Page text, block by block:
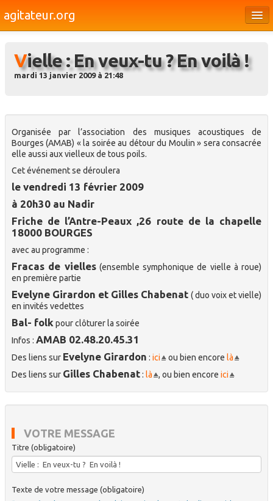
agitateur.org
Bourges & le Cher
Médias
Dossiers
Vielle : En veux-tu ? En voilà !
mardi 13 janvier 2009 à 21:48
Organisée par l’association des musiques acoustiques de
Bourges (AMAB) « la soirée au détour du Moulin » sera consacrée
elle aussi aux vielleux de tous poils.
Cet événement se déroulera
le vendredi 13 février 2009
à 20h30 au Nadir
Friche de l’Antre-Peaux ,26 route de la chapelle
18000 BOURGES
avec au programme :
Fracas de vielles(ensemble symphonique de vielle à roue)
en première partie
Evelyne Girardon et Gilles Chabenat ( duo voix et vielle)
en invités vedettes
Bal- folk pour clôturer la soirée
Infos : AMAB 02.48.20.45.31
Des liens sur Evelyne Girardon : ici ou bien encore là
Des liens sur Gilles Chabenat: là , ou bien encore ici
VOTRE MESSAGE
Titre (obligatoire)
Texte de votre message (obligatoire)